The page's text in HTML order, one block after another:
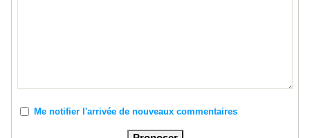
Me notifier l'arrivée de nouveaux commentaires